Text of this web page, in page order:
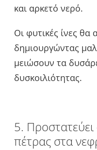
και αρκετό νερό.
Οι φυτικές ίνες
δημιουργώντας
μειώσουν τα
δυσκοιλιότητας.
5.
πέτρας στα